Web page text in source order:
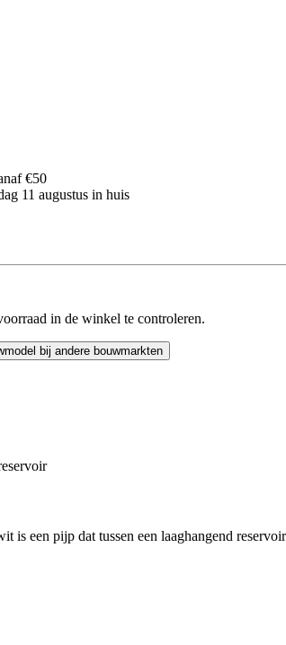
€50
11 augustus in huis
in de winkel te controleren.
bij andere bouwmarkten
is een pijp dat tussen een laaghangend